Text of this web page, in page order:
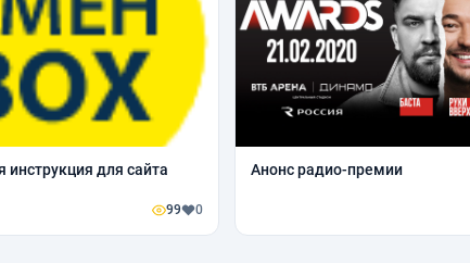
инструкция для сайта
99 0
Анонс радио-премии